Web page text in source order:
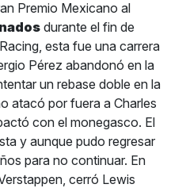
Premio Mexicano al
durante el fin de
esta fue una carrera
Pérez abandonó en la
un rebase doble en la
atacó por fuera a Charles
con el monegasco. El
y aunque pudo regresar
para no continuar. En
cerró Lewis